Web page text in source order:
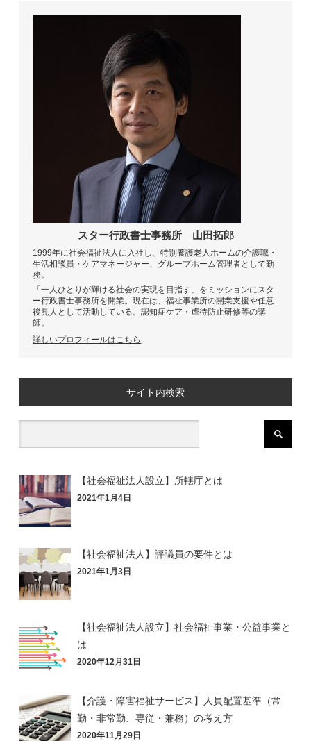
スター行政書士事務所山田拓郎
1999年に社会福祉法人に入社し、特別養護老人ホームの介護職・
生活相談員・ケアマネージャー、グループホーム管理者として勤
務。
「一人ひとりが輝ける社会の実現を目指す」をミッションにスタ
ー行政書士事務所を開業。現在は、福祉事業所の開業支援や任意
後見人として活動している。認知症ケア・虐待防止研修等の講
師。
詳しいプロフィールはこちら
サイト内検索
【社会福祉法人設立】所轄庁とは
2021年1月4日
【社会福祉法人】評議員の要件とは
2021年1月3日
【社会福祉法人設立】社会福祉事業・公益事業と
は
2020年12月31日
【介護・障害福祉サービス】人員配置基準（常
勤・非常勤、専従・兼務）の考え方
2020年11月29日